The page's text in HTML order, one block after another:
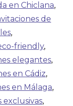
en Chiclana,
de
,
friendly,
elegantes,
en Cádiz,
en Málaga,
exclusivas,